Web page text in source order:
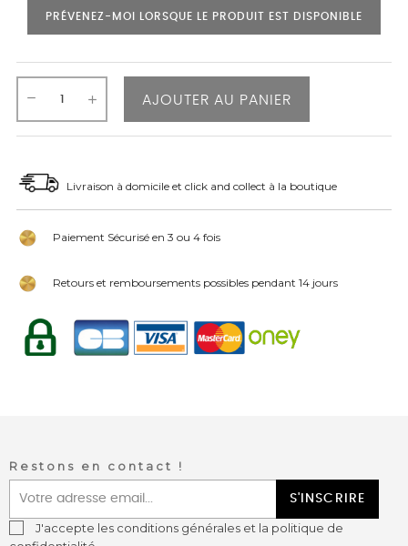
PRÉVENEZ-MOI LORSQUE LE PRODUIT EST DISPONIBLE
AJOUTER AU PANIER
Livraison à domicile et click and collect à la boutique
Paiement Sécurisé en 3 ou 4 fois
Retours et remboursements possibles pendant 14 jours
Restons en contact !
S'INSCRIRE
J'accepte les conditions générales et la politique de